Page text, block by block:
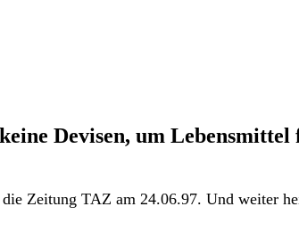
Devisen, um
Zeitung TAZ am 24.06.97. Und weiter